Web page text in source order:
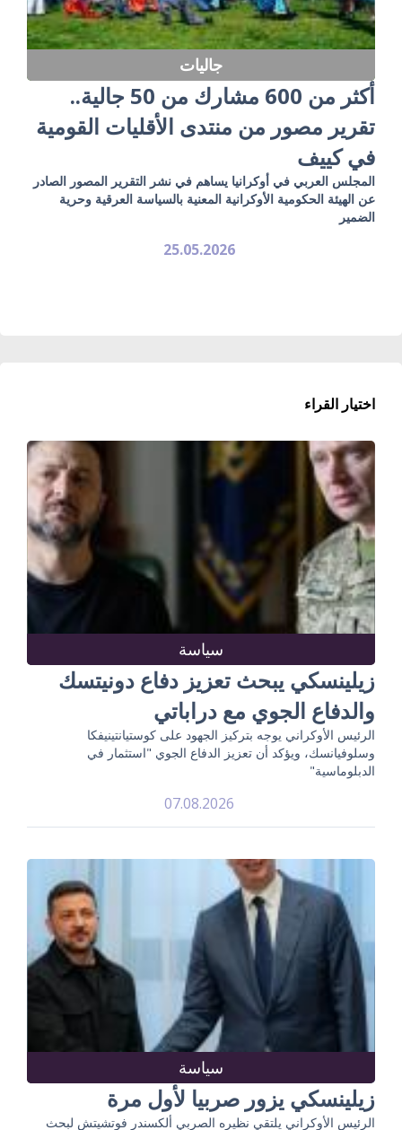
جاليات
أكثر من 600 مشارك من 50 جالية..
تقرير مصور من منتدى الأقليات القومية
في كييف
المجلس العربي في أوكرانيا يساهم في نشر التقرير المصور الصادر
عن الهيئة الحكومية الأوكرانية المعنية بالسياسة العرقية وحرية
الضمير
25.05.2026
اختيار القراء
سياسة
زيلينسكي يبحث تعزيز دفاع دونيتسك
والدفاع الجوي مع دراباتي
الرئيس الأوكراني يوجه بتركيز الجهود على كوستيانتينيفكا
وسلوفيانسك، ويؤكد أن تعزيز الدفاع الجوي "استثمار في
الدبلوماسية"
07.08.2026
سياسة
زيلينسكي يزور صربيا لأول مرة
الرئيس الأوكراني يلتقي نظيره الصربي ألكسندر فوتشيتش لبحث